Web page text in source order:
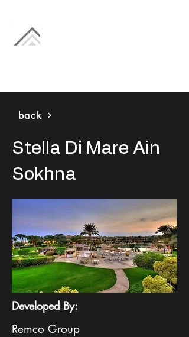
back
Stella Di Mare Ain
Sokhna
Developed By:
Remco Group